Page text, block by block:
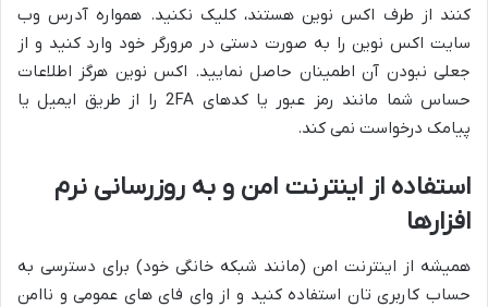
کنند از طرف اکس نوین هستند، کلیک نکنید. همواره آدرس وب
سایت اکس نوین را به صورت دستی در مرورگر خود وارد کنید و از
جعلی نبودن آن اطمینان حاصل نمایید. اکس نوین هرگز اطلاعات
حساس شما مانند رمز عبور یا کدهای 2FA را از طریق ایمیل یا
پیامک درخواست نمی کند.
استفاده از اینترنت امن و به روزرسانی نرم
افزارها
همیشه از اینترنت امن (مانند شبکه خانگی خود) برای دسترسی به
حساب کاربری تان استفاده کنید و از وای فای های عمومی و ناامن